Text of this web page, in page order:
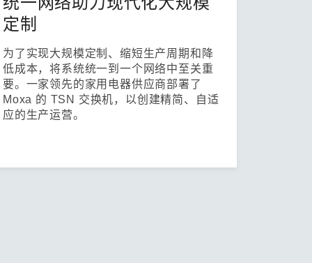
定制
为了实现大规模定制、缩短生产周期和降
低成本，将系统统一到一个网络中至关重
要。一家领先的家用电器供应商部署了
Moxa 的 TSN 交换机，以创建精简、自适
应的生产运营。